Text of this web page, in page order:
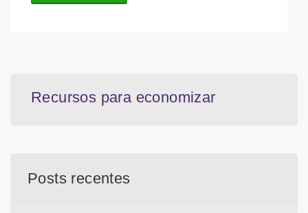
Recursos para economizar
Posts recentes